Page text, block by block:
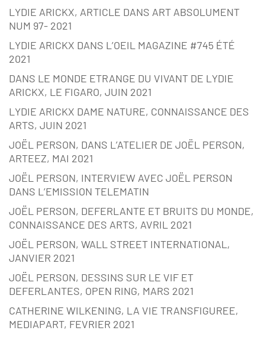
LYDIE ARICKX, ARTICLE DANS ART ABSOLUMENT
NUM 97- 2021
LYDIE ARICKX DANS L’OEIL MAGAZINE #745 ÉTÉ
2021
DANS LE MONDE ETRANGE DU VIVANT DE LYDIE
ARICKX, LE FIGARO, JUIN 2021
LYDIE ARICKX DAME NATURE, CONNAISSANCE DES
ARTS, JUIN 2021
JOËL PERSON, DANS L’ATELIER DE JOËL PERSON,
ARTEEZ, MAI 2021
JOËL PERSON, INTERVIEW AVEC JOËL PERSON
DANS L’EMISSION TELEMATIN
JOËL PERSON, DEFERLANTE ET BRUITS DU MONDE,
CONNAISSANCE DES ARTS, AVRIL 2021
JOËL PERSON, WALL STREET INTERNATIONAL,
JANVIER 2021
JOËL PERSON, DESSINS SUR LE VIF ET
DEFERLANTES, OPEN RING, MARS 2021
CATHERINE WILKENING, LA VIE TRANSFIGUREE,
MEDIAPART, FEVRIER 2021